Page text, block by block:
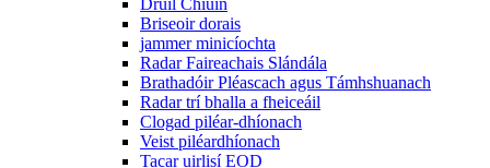
Druil Chiúin
Briseoir dorais
jammer minicíochta
Radar Faireachais Slándála
Brathadóir Pléascach agus Támhshuanach
Radar trí bhalla a fheiceáil
Clogad piléar-dhíonach
Veist piléardhíonach
Tacar uirlisí EOD